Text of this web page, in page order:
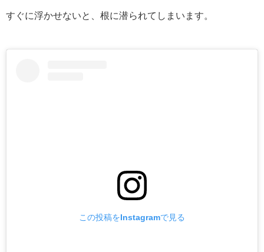
すぐに浮かせないと、根に潜られてしまいます。
この投稿をInstagramで見る